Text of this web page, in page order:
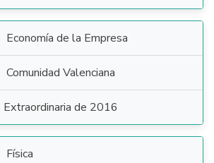
Economía de la Empresa
Comunidad Valenciana
Extraordinaria de 2016
Física